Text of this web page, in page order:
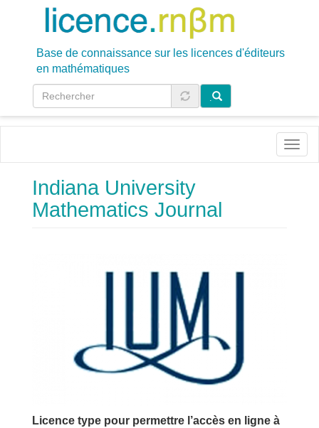
principalBase de connaissance sur les licences d'éditeurs
en mathématiques
Indiana University
Mathematics Journal
Licence type pour permettre l’accès en ligne à